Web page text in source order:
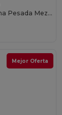
Sudadera con Capucha de Lana Pesada Mezclada
Mejor Oferta